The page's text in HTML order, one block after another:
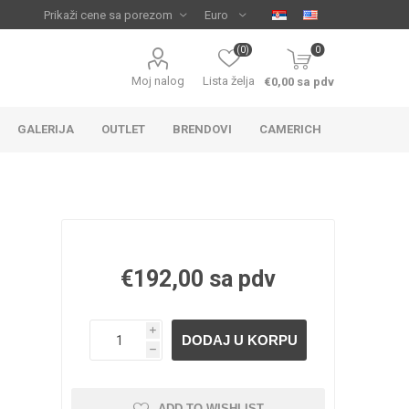
Moj nalog Lista želja
(0) 0
€0,00 sa pdv
TUŠ KADE
GALERIJA OUTLET BRENDOVI CAMERICH
€192,00 sa pdv
i
h